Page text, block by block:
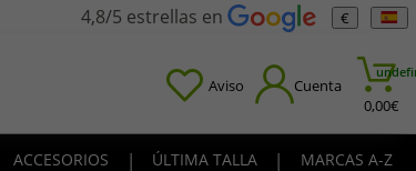
4,8/5 estrellas en €
Aviso Cuenta
0,00€
ACCESORIOS | ÚLTIMA TALLA |
MARCAS A-Z